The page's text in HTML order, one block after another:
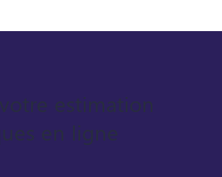
estimation
en ligne